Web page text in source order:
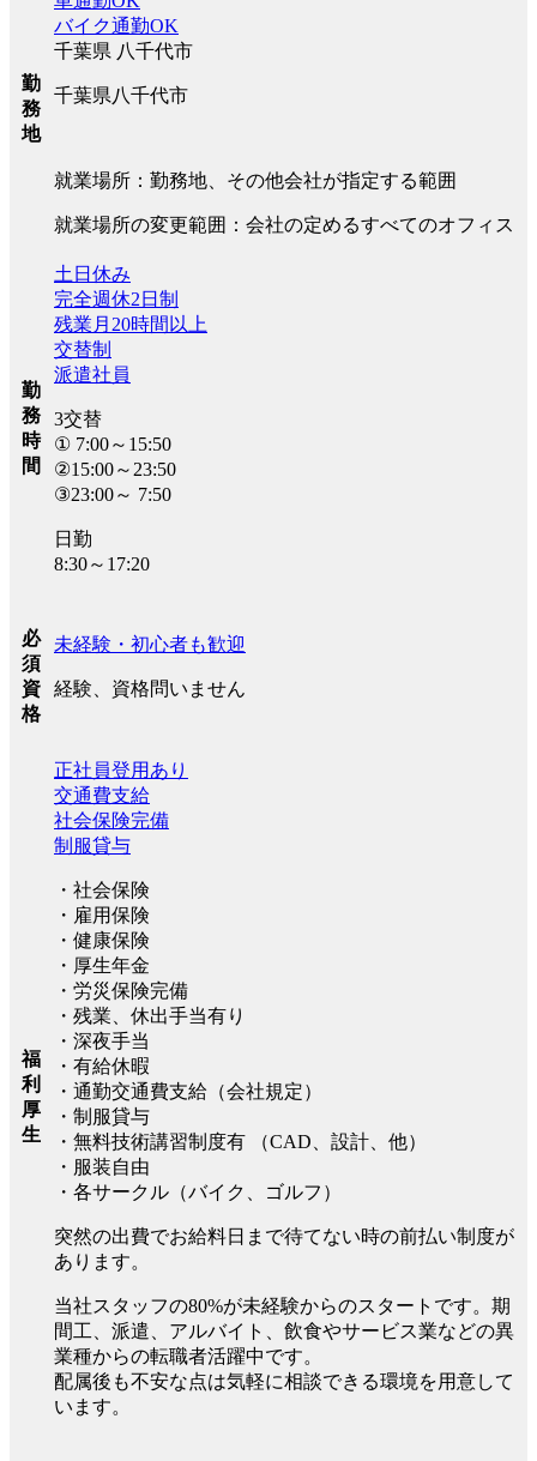
勤
務
地
バイク通勤OK
千葉県 八千代市
千葉県八千代市
就業場所：勤務地、その他会社が指定する範囲
就業場所の変更範囲：会社の定めるすべてのオフィス
勤
務
時
間
土日休み
完全週休2日制
残業月20時間以上
交替制
派遣社員
3交替
① 7:00～15:50
②15:00～23:50
③23:00～ 7:50
日勤
8:30～17:20
必
須
資
格
未経験・初心者も歓迎
経験、資格問いません
福
利
厚
生
正社員登用あり
交通費支給
社会保険完備
制服貸与
・社会保険
・雇用保険
・健康保険
・厚生年金
・労災保険完備
・残業、休出手当有り
・深夜手当
・有給休暇
・通勤交通費支給（会社規定）
・制服貸与
・無料技術講習制度有 （CAD、設計、他）
・服装自由
・各サークル（バイク、ゴルフ）
突然の出費でお給料日まで待てない時の前払い制度が
あります。
当社スタッフの80%が未経験からのスタートです。期
間工、派遣、アルバイト、飲食やサービス業などの異
業種からの転職者活躍中です。
配属後も不安な点は気軽に相談できる環境を用意して
います。